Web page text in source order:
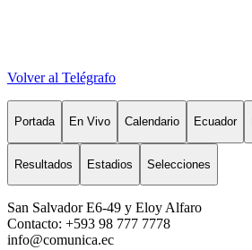
Volver al Telégrafo
Portada En Vivo Calendario Ecuador
Resultados Estadios Selecciones
San Salvador E6-49 y Eloy Alfaro
Contacto: +593 98 777 7778
info@comunica.ec